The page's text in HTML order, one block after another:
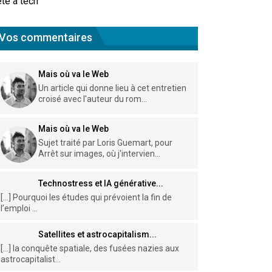
commentaires
Mais où va le Web
Un article qui donne lieu à cet entretien
croisé avec l'auteur du rom...
Mais où va le Web
Sujet traité par Loris Guemart, pour
Arrêt sur images, où j'intervien...
Technostress et IA générative...
[…] Pourquoi les études qui prévoient la fin de
l’emploi ...
Satellites et astrocapitalism...
[…] la conquête spatiale, des fusées nazies aux
astrocapitalist...